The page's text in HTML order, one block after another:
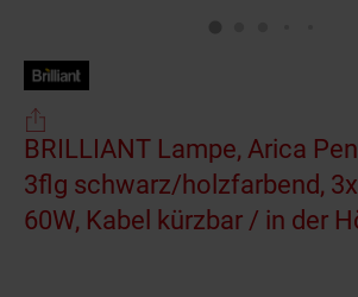
BRILLIANT Lampe, Arica
3flg schwarz/holzfarbend, 3x
60W, Kabel kürzbar / in der